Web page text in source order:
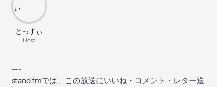
とっすぃ
Host
---
stand.fmでは、この放送にいいね・コメント・レター送